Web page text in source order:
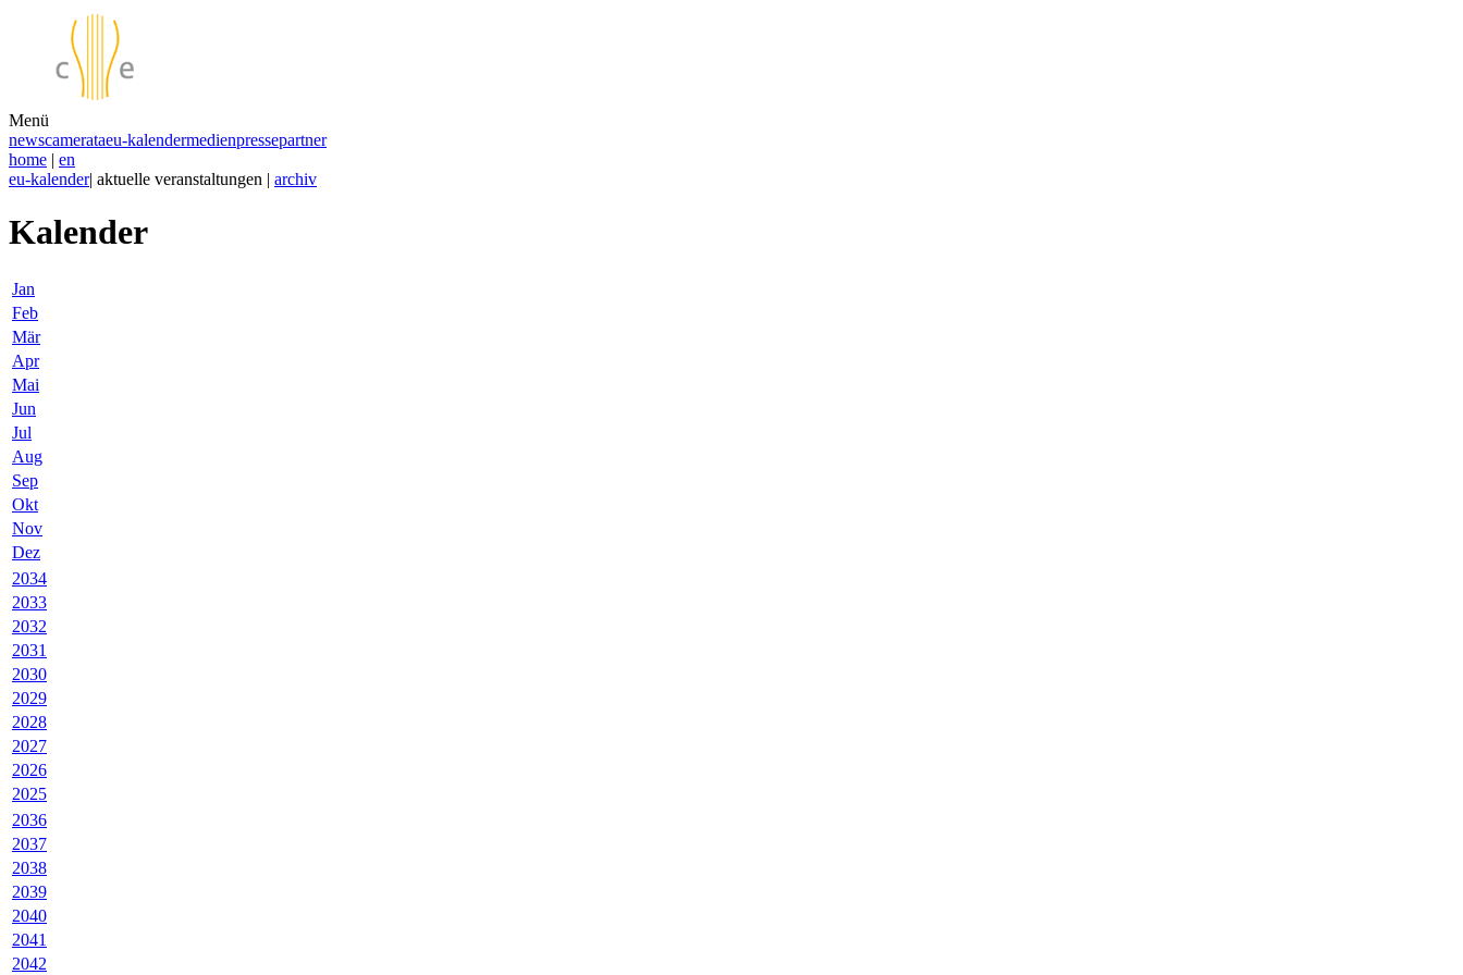
Menü
newscamerataeu-kalendermedienpressepartner
home | en
eu-kalender| aktuelle veranstaltungen | archiv
Kalender
Jan
Feb
Mär
Apr
Mai
Jun
Jul
Aug
Sep
Okt
Nov
Dez
2034
2033
2032
2031
2030
2029
2028
2027
2026
2025
2036
2037
2038
2039
2040
2041
2042